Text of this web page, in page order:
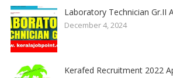
Laboratory Technician Gr.II
December 4, 2024
Kerafed Recruitment 2022